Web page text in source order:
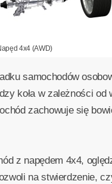
4x4 (AWD)
samochodów
koła w zależności
zachowuje się
z napędem 4x4,
na stwierdzenie,